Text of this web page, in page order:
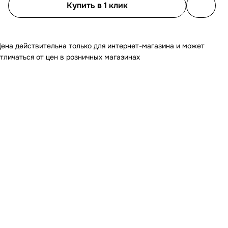
Купить в 1 клик
действительна только для интернет-магазина и может
от цен в розничных магазинах